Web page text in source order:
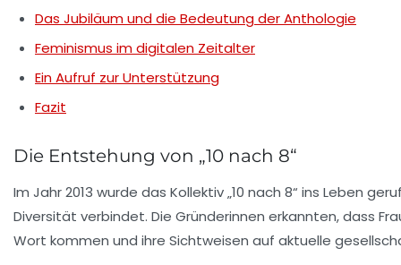
Das Jubiläum und die Bedeutung der Anthologie
Feminismus im digitalen Zeitalter
Ein Aufruf zur Unterstützung
Fazit
Die Entstehung von „10 nach 8“
Im Jahr 2013 wurde das Kollektiv „10 nach 8“ ins Leben
Diversität verbindet. Die Gründerinnen erkannten, dass
Wort kommen und ihre Sichtweisen auf aktuelle